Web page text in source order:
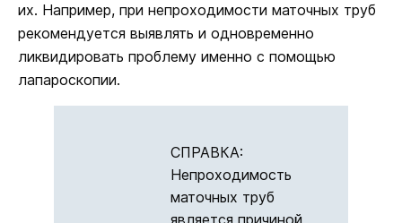
их. Например, при непроходимости маточных труб
рекомендуется выявлять и одновременно
ликвидировать проблему именно с помощью
лапароскопии.
СПРАВКА:
Непроходимость
маточных труб